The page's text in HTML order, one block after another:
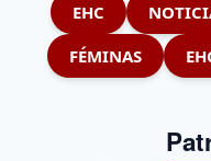
EHC
FÉMINAS